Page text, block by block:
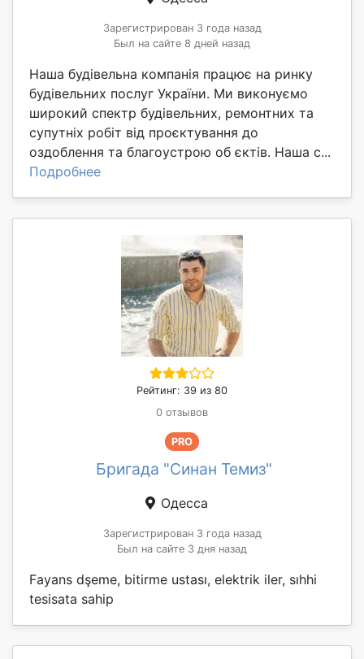
Зарегистрирован 3 года назад
Был на сайте 8 дней назад
Наша будівельна компанія працює на ринку
будівельних послуг України. Ми виконуємо
широкий спектр будівельних, ремонтних та
супутніх робіт від проєктування до
оздоблення та благоустрою об єктів. Наша с...
Подробнее
Рейтинг: 39 из 80
0 отзывов
PRO
Бригада "Синан Темиз"
Одесса
Зарегистрирован 3 года назад
Был на сайте 3 дня назад
Fayans dşeme, bitirme ustası, elektrik iler, sıhhi
tesisata sahip